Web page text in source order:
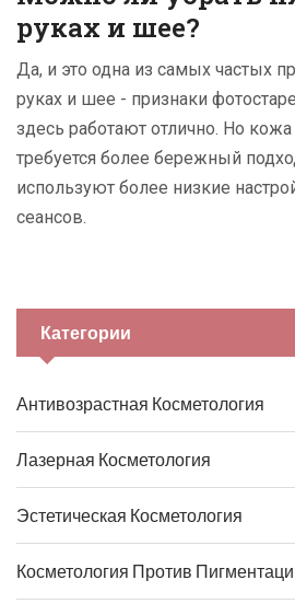
руках и шее?
Да, и это одна из самых частых
руках и шее - признаки
здесь работают отлично. Но
требуется более бережный
используют более низкие
сеансов.
Категории
Антивозрастная Косметология
Лазерная Косметология
Эстетическая Косметология
Косметология Против